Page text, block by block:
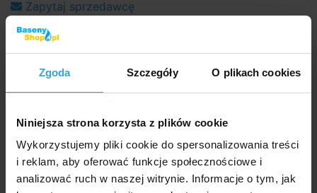
Zgoda Szczegóły O plikach cookies
Niniejsza strona korzysta z plików cookie
Wykorzystujemy pliki cookie do spersonalizowania treści
i reklam, aby oferować funkcje społecznościowe i
analizować ruch w naszej witrynie. Informacje o tym, jak
Zapytaj sprzedawcę
Szczegółowy opis
Szczegółowy opi
basenu.
Łatwy montaż na ścianie dzięki regulowanemu
wspornikowi.